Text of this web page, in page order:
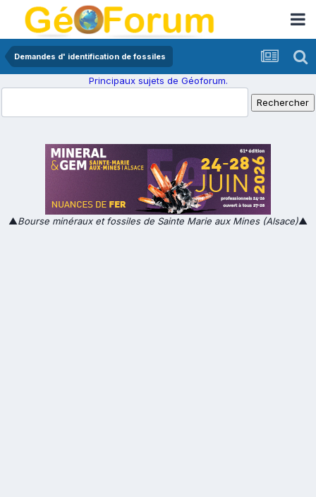
Demandes d' identification de fossiles
Principaux sujets de Géoforum.
▲Bourse minéraux et fossiles de Sainte Marie aux Mines (Alsace)▲